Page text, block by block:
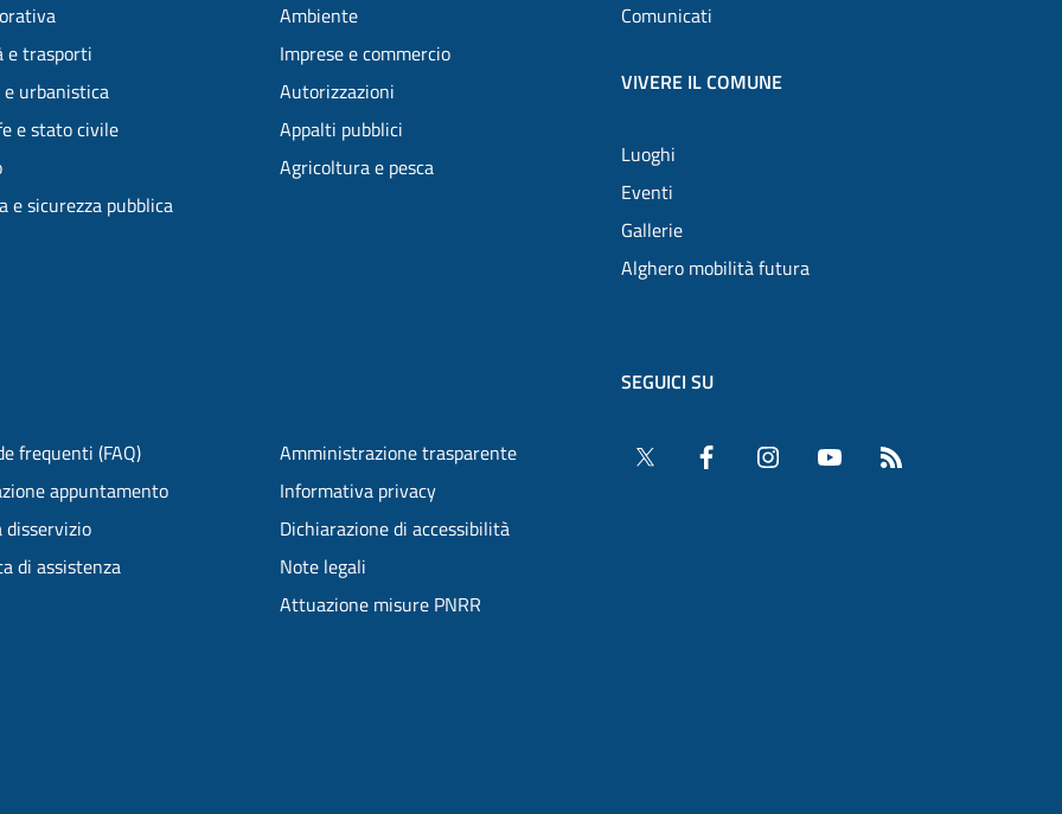
e trasporti
urbanistica
e stato civile
e sicurezza pubblica
Ambiente
Imprese e commercio
Autorizzazioni
Appalti pubblici
Agricoltura e pesca
Comunicati
VIVERE IL COMUNE
Luoghi
Eventi
Gallerie
Alghero mobilità futura
frequenti (FAQ)
appuntamento
disservizio
di assistenza
Amministrazione trasparente
Informativa privacy
Dichiarazione di accessibilità
Note legali
Attuazione misure PNRR
SEGUICI SU
Twitter Facebook InstagramYouTube